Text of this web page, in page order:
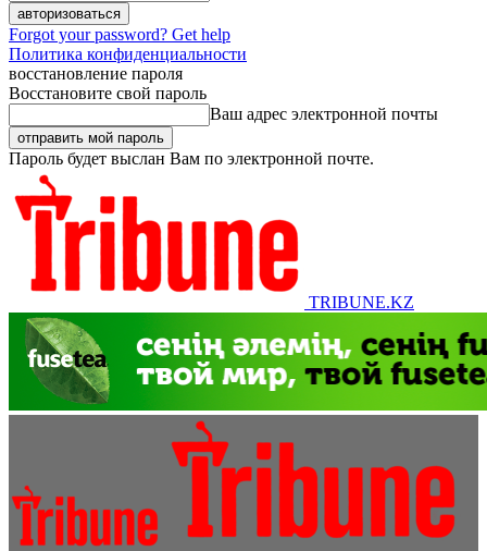
Forgot your password? Get help
Политика конфиденциальности
восстановление пароля
Восстановите свой пароль
Ваш адрес электронной почты
Пароль будет выслан Вам по электронной почте.
TRIBUNE.KZ